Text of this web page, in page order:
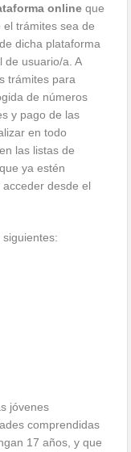
online que
trámites sea de
dicha plataforma
de usuario/a. A
trámites para
de números
y pago de las
en todo
las listas de
ya estén
desde el
jóvenes
comprendidas
17 años, y que